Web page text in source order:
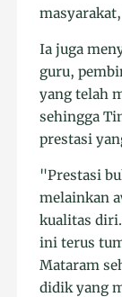
Ia juga
guru,
yang telah
sehingga
prestasi
"Prestasi
melainkan
kualitas diri.
ini terus
Mataram
didik yang